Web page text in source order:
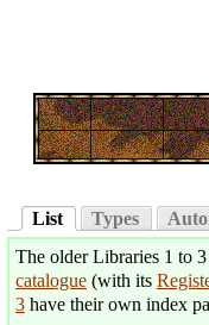
List Types
The older Libraries 1 to
catalogue (with its
3 have their own index